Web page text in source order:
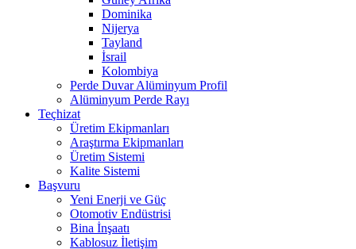
Dominika
Nijerya
Tayland
İsrail
Kolombiya
Perde Duvar Alüminyum Profil
Alüminyum Perde Rayı
Teçhizat
Üretim Ekipmanları
Araştırma Ekipmanları
Üretim Sistemi
Kalite Sistemi
Başvuru
Yeni Enerji ve Güç
Otomotiv Endüstrisi
Bina İnşaatı
Kablosuz İletişim